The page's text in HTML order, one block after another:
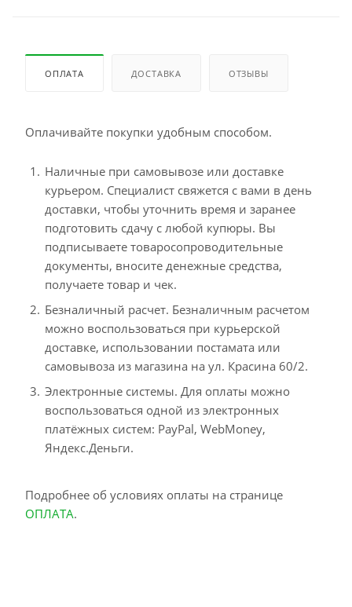
ОПЛАТА ДОСТАВКА ОТЗЫВЫ
Оплачивайте покупки удобным способом.
Наличные при самовывозе или доставке
курьером. Специалист свяжется с вами в день
доставки, чтобы уточнить время и заранее
подготовить сдачу с любой купюры. Вы
подписываете товаросопроводительные
документы, вносите денежные средства,
получаете товар и чек.
Безналичный расчет. Безналичным расчетом
можно воспользоваться при курьерской
доставке, использовании постамата или
самовывоза из магазина на ул. Красина 60/2.
Электронные системы. Для оплаты можно
воспользоваться одной из электронных
платёжных систем: PayPal, WebMoney,
Яндекс.Деньги.
Подробнее об условиях оплаты на странице
ОПЛАТА.